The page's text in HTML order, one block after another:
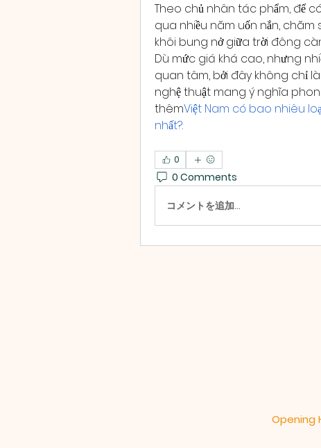
Theo chủ nhân tác phẩm, để
qua nhiều năm uốn nắn,
khôi bung nở giữa trời đông
Dù mức giá khá cao, nhưng
quan tâm, bởi đây không chỉ
nghệ thuật mang ý nghĩa
thêmViệt Nam có bao nhiêu
nhất?.
0
0 Comments
コメントを追加…
Opening